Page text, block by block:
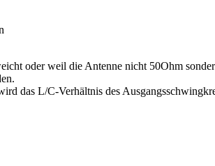
oder weil die Antenne nicht 50Ohm
das L/C-Verhältnis des